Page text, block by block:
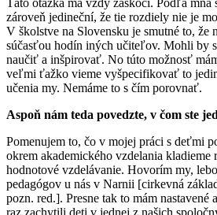
Táto otázka ma vždy zaskočí. Podľa mňa
zároveň jedineční, že tie rozdiely nie je
V školstve na Slovensku je smutné to, že
súčasťou hodín iných učiteľov. Mohli by
naučiť a inšpirovať. No túto možnosť
veľmi ťažko vieme vyšpecifikovať to
učenia my. Nemáme to s čím porovnať.
Aspoň nám teda povedzte, v čom ste
Pomenujem to, čo v mojej práci s deťmi
okrem akademického vzdelania kladieme
hodnotové vzdelávanie. Hovorím my,
pedagógov u nás v Narnii [cirkevná
pozn. red.]. Presne tak to mám nastavené